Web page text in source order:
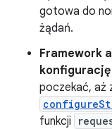
gotowa do
żądań.
Framework
poczekać, aż
funkcji